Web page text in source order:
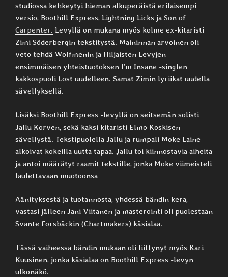
studiossa kehkeytyi hieman alkuperäistä erilaisempi
versio, Boothill Express, Lightning Licks ja Son of
Carpenter. Levyllä on mukana myös kolme ex-kitaristi
Zimi Söderbergin tekstitystä. Maininnan arvoinen oli
veto tehdä Wolfmenin ja Hiljaisten Levyjen
ensimmäisen yhteistuotoksen I’m Insane -singlen
kakkospuoli Lost uudelleen. Samat Zimin lyriikat uudella
sävellyksellä.
Lisäksi Boothill Express -levyllä on seitsemän solisti
Jallu Korven, sekä kaksi kitaristi Elmo Koskisen
sävellystä. Tekstipuolella Jallu ja rumpali Moke Laine
alkoivat kokeilla uutta tapaa. Jallu toi kiinnostavia aiheita
ja antoi määrätyt raamit tekstille, jonka Moke viimeisteli
laulettavaan muotoonsa
Äänityksestä ja tuotannosta, yhdessä bändin kera,
vastasi jälleen Jani Viitanen ja masterointi oli puolestaan
Svante Forsbäckin (Chartmakers) käsialaa.
Tässä vaiheessa bändin mukaan oli liittynyt myös Kari
Kuusinen, jonka käsialaa on Boothill Express -levyn
ulkonäkö.